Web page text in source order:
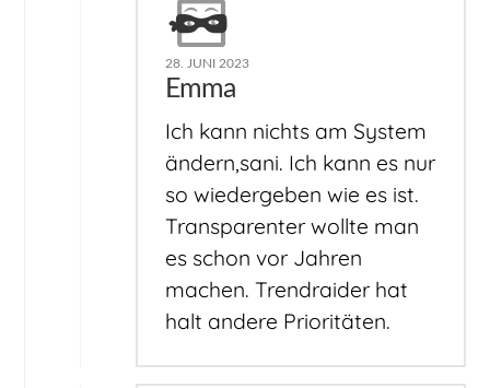
28. JUNI 2023
Emma
Ich kann nichts am System
ändern,sani. Ich kann es nur
so wiedergeben wie es ist.
Transparenter wollte man
es schon vor Jahren
machen. Trendraider hat
halt andere Prioritäten.